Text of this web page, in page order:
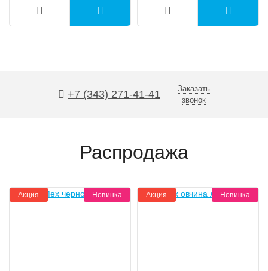
+7 (343) 271-41-41
Заказать
звонок
Распродажа
Акция Новинка Акция Новинка